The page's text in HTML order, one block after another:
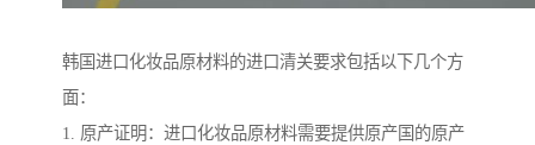
韩国进口化妆品原材料的进口清关要求包括以下几个方
面：
1. 原产证明：进口化妆品原材料需要提供原产国的原产